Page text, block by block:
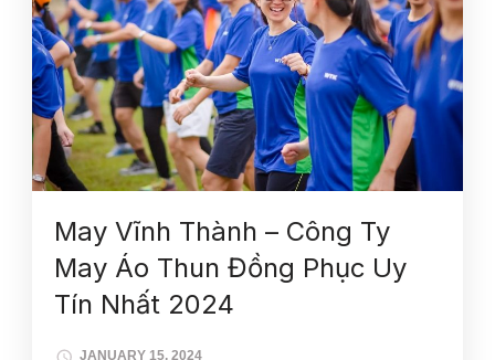
May Vĩnh Thành – Công Ty
May Áo Thun Đồng Phục Uy
Tín Nhất 2024
JANUARY 15, 2024